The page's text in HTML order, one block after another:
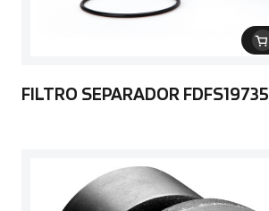
FILTRO SEPARADOR FDFS19735